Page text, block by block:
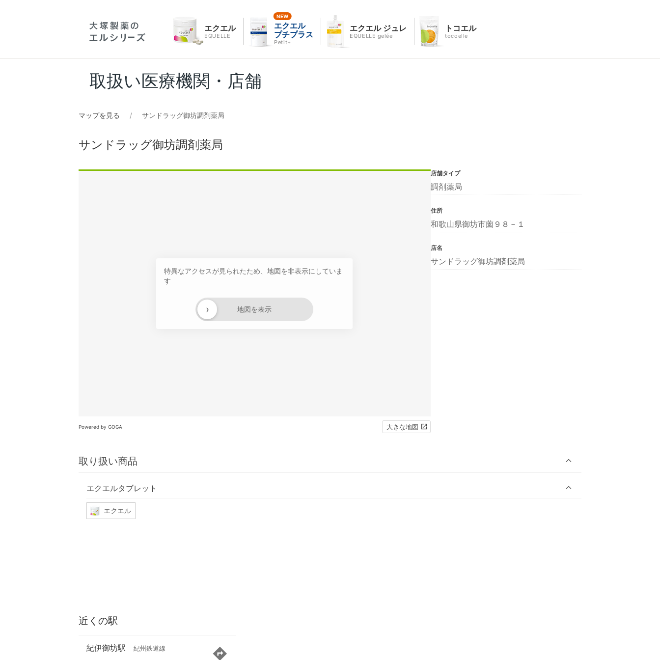
エクエル
EQUELLE
エクエル
プチプラス
Petit+
エクエル ジュレ
EQUELLE gelée
トコエル
tocoelle
取扱い医療機関・店舗
マップを見る サンドラッグ御坊調剤薬局
サンドラッグ御坊調剤薬局
特異なアクセスが見られたため、地図を非表示にしていま
す
地図を表示
›
Powered by GOGA 大きな地図
取り扱い商品
エクエルタブレット
エクエル
店舗タイプ
調剤薬局
住所
和歌山県御坊市薗９８－１
店名
サンドラッグ御坊調剤薬局
近くの駅
紀伊御坊駅 紀州鉄道線